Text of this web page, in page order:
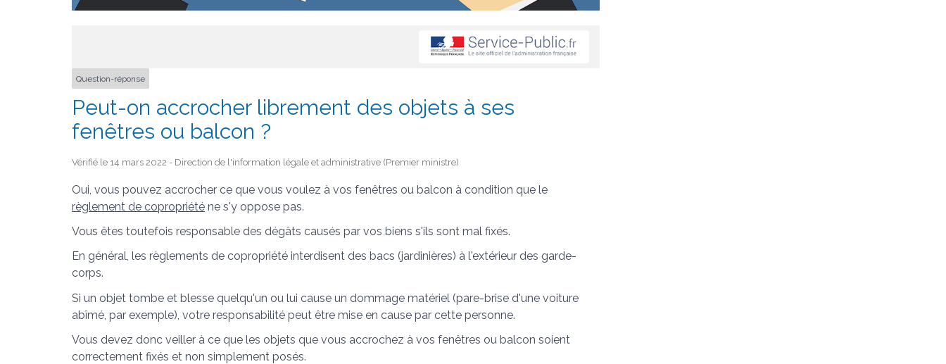
Question-réponse
Peut-on accrocher librement des objets à ses
fenêtres ou balcon ?
Vérifié le 14 mars 2022 - Direction de l'information légale et administrative (Premier ministre)
Oui, vous pouvez accrocher ce que vous voulez à vos fenêtres ou balcon à condition que le
règlement de copropriété ne s'y oppose pas.
Vous êtes toutefois responsable des dégâts causés par vos biens s'ils sont mal fixés.
En général, les règlements de copropriété interdisent des bacs (jardinières) à l'extérieur des garde-
corps.
Si un objet tombe et blesse quelqu'un ou lui cause un dommage matériel (pare-brise d'une voiture
abîmé, par exemple), votre responsabilité peut être mise en cause par cette personne.
Vous devez donc veiller à ce que les objets que vous accrochez à vos fenêtres ou balcon soient
correctement fixés et non simplement posés.